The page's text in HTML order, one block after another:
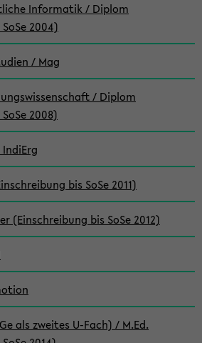
Informatik / Diplom
2004)
/ Mag
/ Diplom
2008)
bis SoSe 2011)
(Einschreibung bis SoSe 2012)
als zweites U-Fach) / M.Ed.